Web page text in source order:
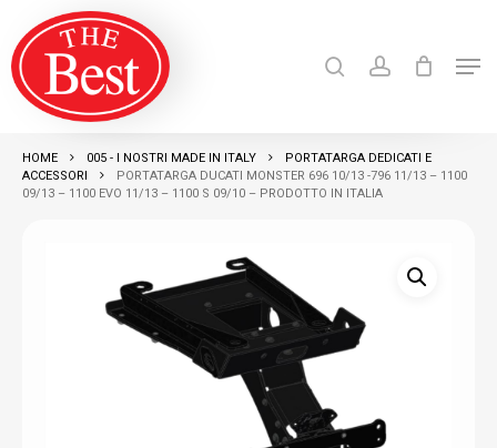
main
content
Products
search
HOME 005 - I NOSTRI MADE IN ITALY
PORTATARGA DEDICATI E
ACCESSORI
PORTATARGA DUCATI MONSTER 696 10/13 -796 11/13 – 1100
09/13 – 1100 EVO 11/13 – 1100 S 09/10 – PRODOTTO IN ITALIA
Close